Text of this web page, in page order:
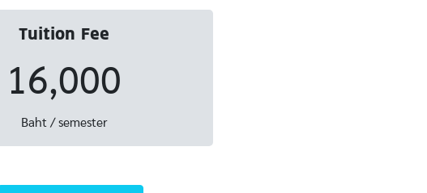
Tuition Fee
16,000
Baht / semester